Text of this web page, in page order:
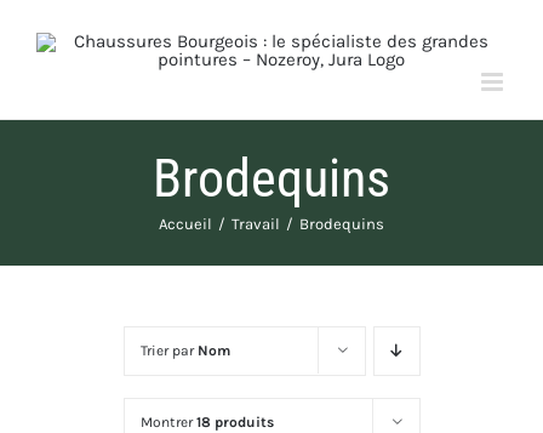
Brodequins
Accueil Travail Brodequins
Trier par Nom
Montrer18 produits